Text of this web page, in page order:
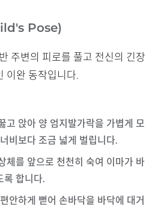
Pose)
주변의 피로를 풀고 전신의 긴장
이완 동작입니다.
고 앉아 양 엄지발가락을 가볍게 모
비보다 조금 넓게 벌립니다.
체를 앞으로 천천히 숙여 이마가 바
록 합니다.
안하게 뻗어 손바닥을 바닥에 대거